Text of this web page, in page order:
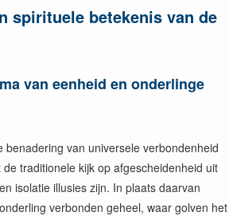
spirituele betekenis van de
van eenheid en onderlinge
benadering van universele verbondenheid
de traditionele kijk op afgescheidenheid uit
isolatie illusies zijn. In plaats daarvan
verbonden geheel, waar golven het